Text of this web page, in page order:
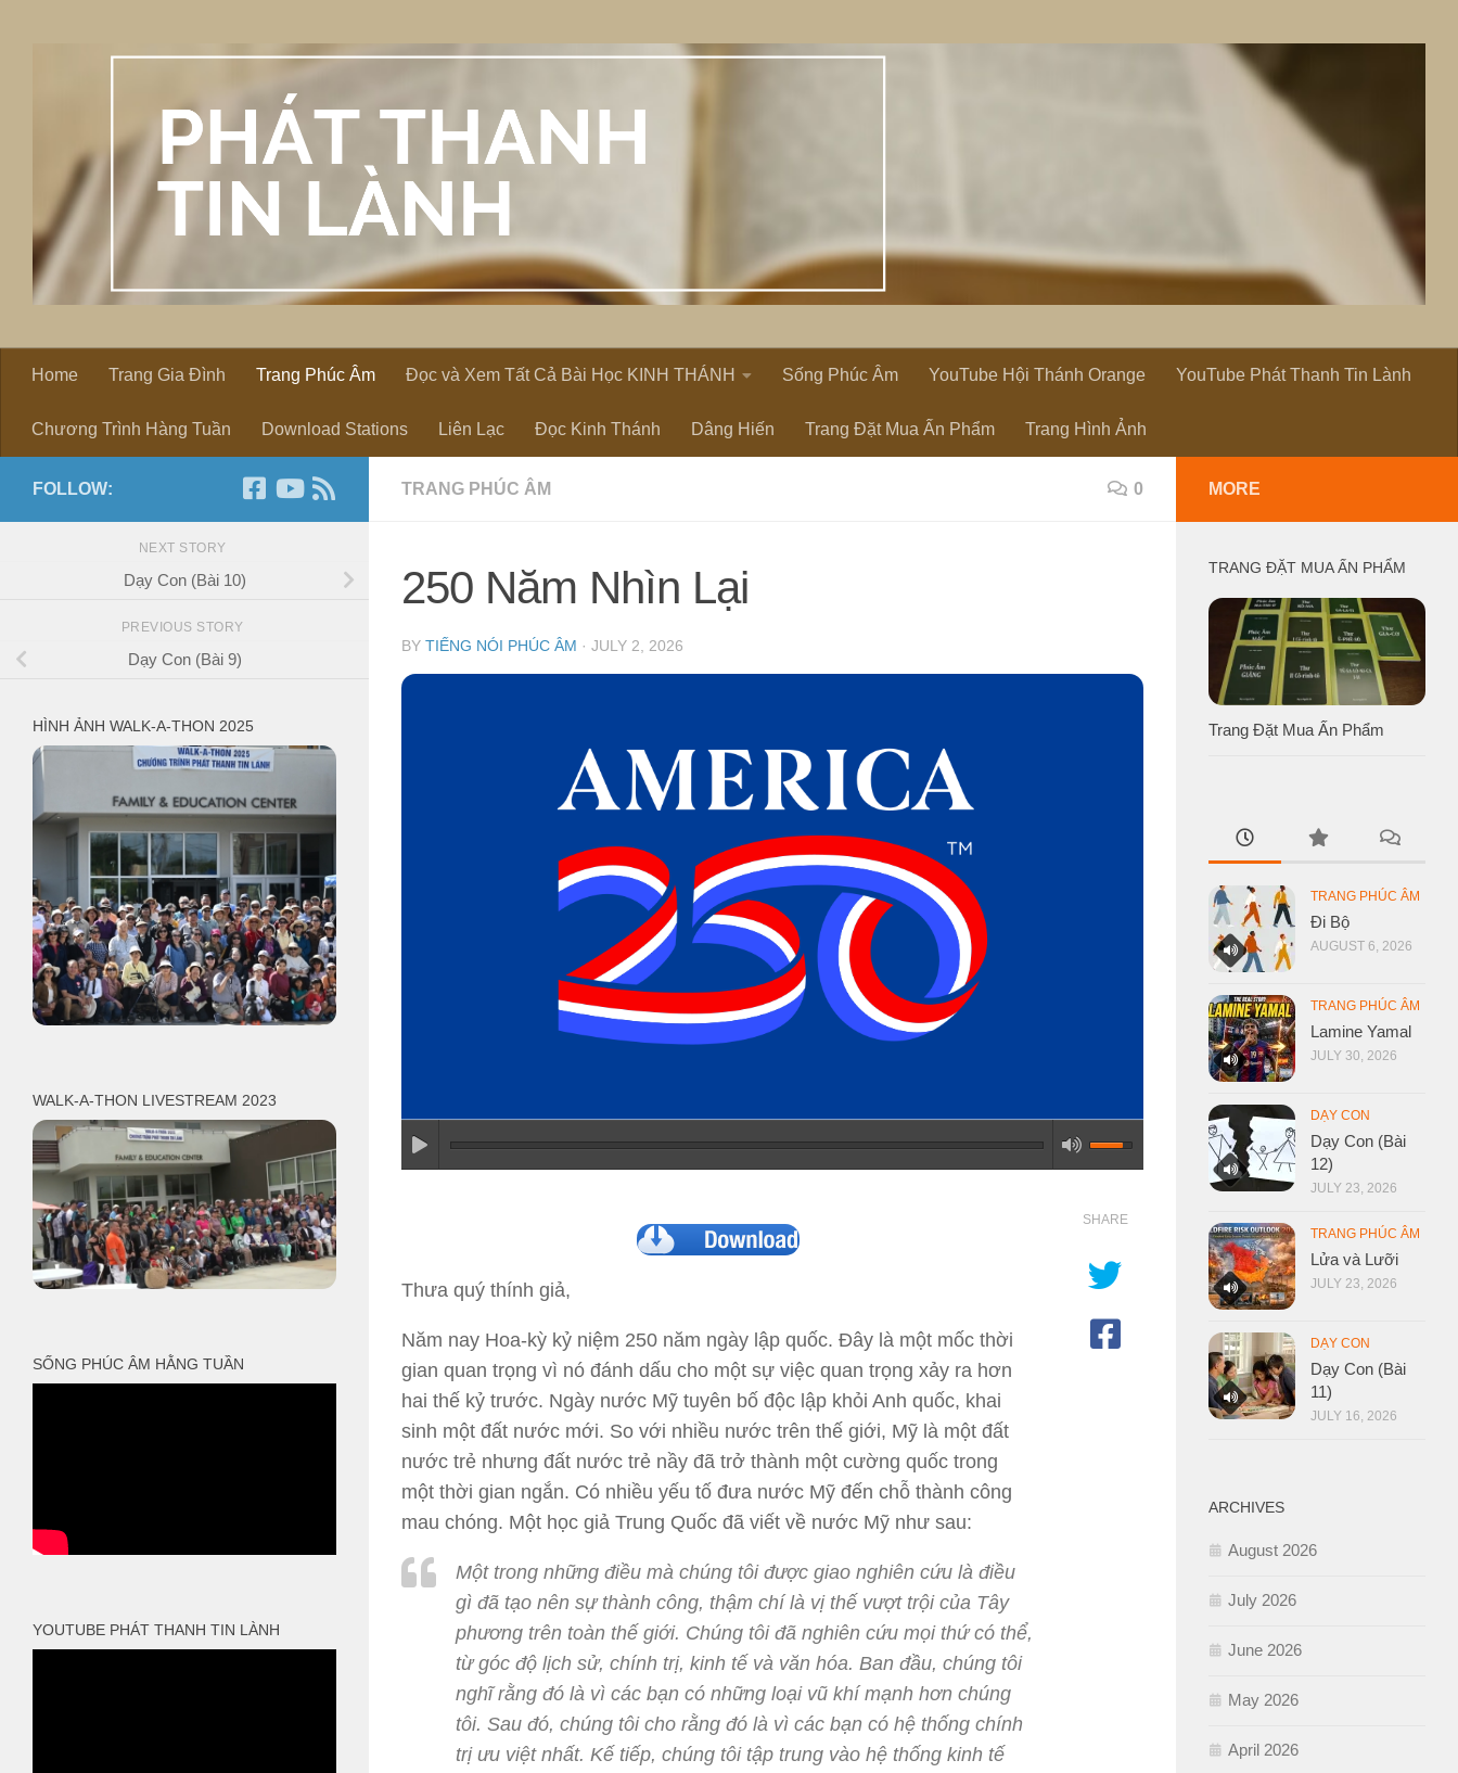
Home Trang Gia Đình Trang Phúc Âm Đọc và Xem Tất Cả Bài Học KINH THÁNH Sống Phúc Âm YouTube Hội Thánh Orange YouTube Phát Thanh Tin Lành
Chương Trình Hàng Tuần Download Stations Liên Lạc Đọc Kinh Thánh Dâng Hiến Trang Đặt Mua Ấn Phẩm Trang Hình Ảnh
TRANG PHÚC ÂM 0
250 Năm Nhìn Lại
BY TIẾNG NÓI PHÚC ÂM · JULY 2, 2026
Thưa quý thính giả,
Năm nay Hoa-kỳ kỷ niệm 250 năm ngày lập quốc. Đây là một mốc thời
gian quan trọng vì nó đánh dấu cho một sự việc quan trọng xảy ra hơn
hai thế kỷ trước. Ngày nước Mỹ tuyên bố độc lập khỏi Anh quốc, khai
sinh một đất nước mới. So với nhiều nước trên thế giới, Mỹ là một đất
nước trẻ nhưng đất nước trẻ nầy đã trở thành một cường quốc trong
một thời gian ngắn. Có nhiều yếu tố đưa nước Mỹ đến chỗ thành công
mau chóng. Một học giả Trung Quốc đã viết về nước Mỹ như sau:
Một trong những điều mà chúng tôi được giao nghiên cứu là điều
gì đã tạo nên sự thành công, thậm chí là vị thế vượt trội của Tây
phương trên toàn thế giới. Chúng tôi đã nghiên cứu mọi thứ có thể,
từ góc độ lịch sử, chính trị, kinh tế và văn hóa. Ban đầu, chúng tôi
nghĩ rằng đó là vì các bạn có những loại vũ khí mạnh hơn chúng
tôi. Sau đó, chúng tôi cho rằng đó là vì các bạn có hệ thống chính
trị ưu việt nhất. Kế tiếp, chúng tôi tập trung vào hệ thống kinh tế
SHARE
FOLLOW:
NEXT STORY
Dạy Con (Bài 10)
PREVIOUS STORY
Dạy Con (Bài 9)
HÌNH ẢNH WALK-A-THON 2025
WALK-A-THON LIVESTREAM 2023
SỐNG PHÚC ÂM HẰNG TUẦN
YOUTUBE PHÁT THANH TIN LÀNH
MORE
TRANG ĐẶT MUA ẤN PHẨM
Trang Đặt Mua Ấn Phẩm
TRANG PHÚC ÂM
Đi Bộ
AUGUST 6, 2026
TRANG PHÚC ÂM
Lamine Yamal
JULY 30, 2026
DẠY CON
Dạy Con (Bài
12)
JULY 23, 2026
TRANG PHÚC ÂM
Lửa và Lưỡi
JULY 23, 2026
DẠY CON
Dạy Con (Bài
11)
JULY 16, 2026
ARCHIVES
August 2026
July 2026
June 2026
May 2026
April 2026